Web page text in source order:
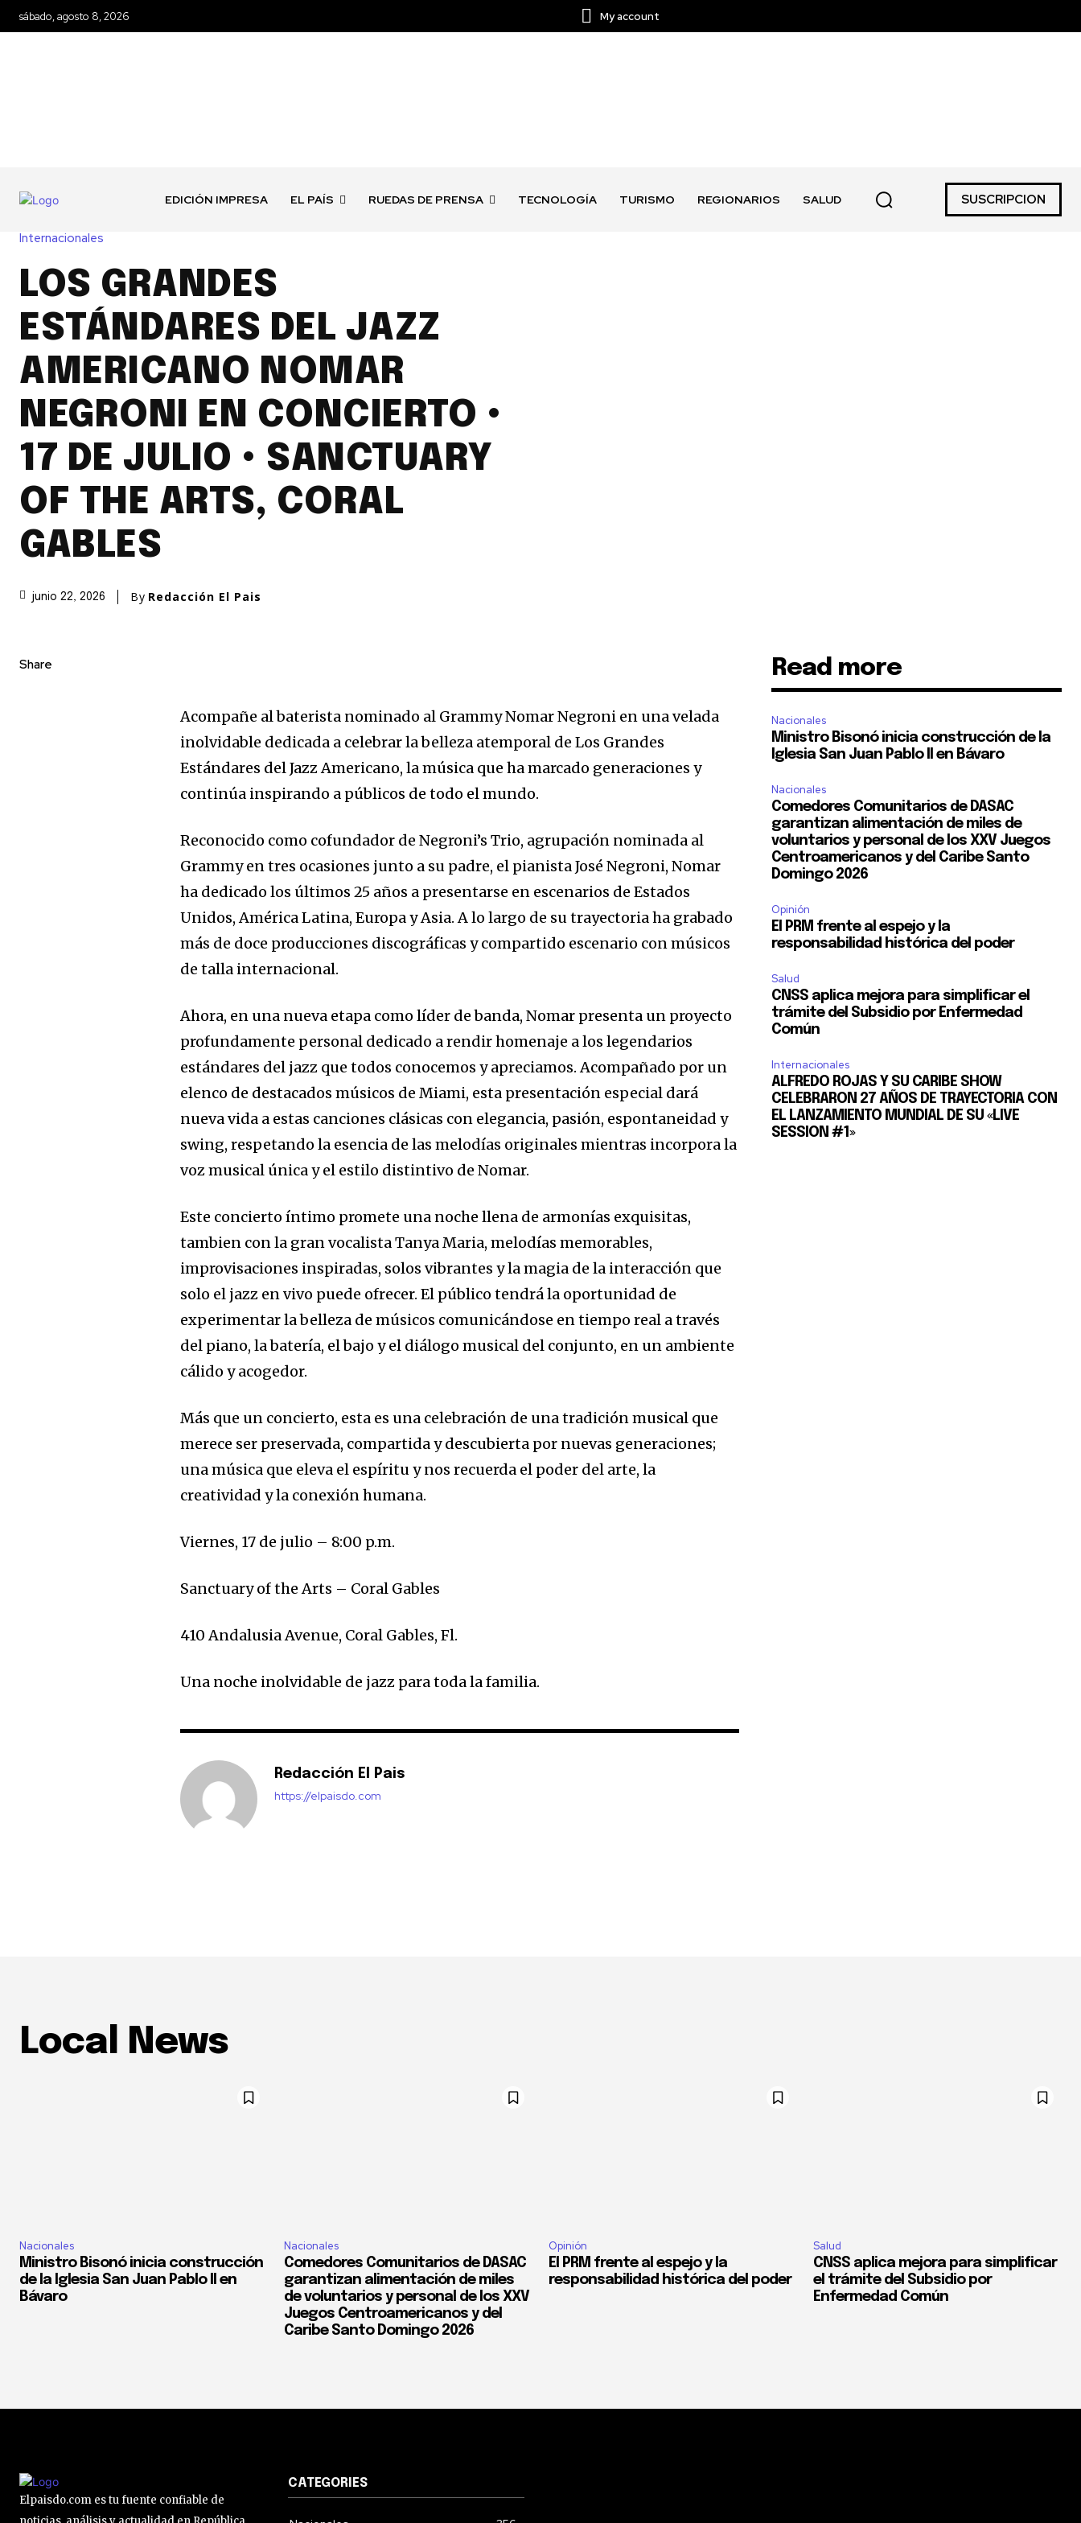
sábado, agosto 8, 2026 My account
EDICIÓN IMPRESA EL PAÍS RUEDAS DE PRENSA TECNOLOGÍA TURISMO REGIONARIOS SALUD SUSCRIPCION
Internacionales
LOS GRANDES
ESTÁNDARES DEL JAZZ
AMERICANO NOMAR
NEGRONI EN CONCIERTO •
17 DE JULIO • SANCTUARY
OF THE ARTS, CORAL
GABLES
junio 22, 2026 By Redacción El Pais
Share
Acompañe al baterista nominado al Grammy Nomar Negroni en una velada
inolvidable dedicada a celebrar la belleza atemporal de Los Grandes
Estándares del Jazz Americano, la música que ha marcado generaciones y
continúa inspirando a públicos de todo el mundo.
Reconocido como cofundador de Negroni’s Trio, agrupación nominada al
Grammy en tres ocasiones junto a su padre, el pianista José Negroni, Nomar
ha dedicado los últimos 25 años a presentarse en escenarios de Estados
Unidos, América Latina, Europa y Asia. A lo largo de su trayectoria ha grabado
más de doce producciones discográficas y compartido escenario con músicos
de talla internacional.
Ahora, en una nueva etapa como líder de banda, Nomar presenta un proyecto
profundamente personal dedicado a rendir homenaje a los legendarios
estándares del jazz que todos conocemos y apreciamos. Acompañado por un
elenco de destacados músicos de Miami, esta presentación especial dará
nueva vida a estas canciones clásicas con elegancia, pasión, espontaneidad y
swing, respetando la esencia de las melodías originales mientras incorpora la
voz musical única y el estilo distintivo de Nomar.
Este concierto íntimo promete una noche llena de armonías exquisitas,
tambien con la gran vocalista Tanya Maria, melodías memorables,
improvisaciones inspiradas, solos vibrantes y la magia de la interacción que
solo el jazz en vivo puede ofrecer. El público tendrá la oportunidad de
experimentar la belleza de músicos comunicándose en tiempo real a través
del piano, la batería, el bajo y el diálogo musical del conjunto, en un ambiente
cálido y acogedor.
Más que un concierto, esta es una celebración de una tradición musical que
merece ser preservada, compartida y descubierta por nuevas generaciones;
una música que eleva el espíritu y nos recuerda el poder del arte, la
creatividad y la conexión humana.
Viernes, 17 de julio – 8:00 p.m.
Sanctuary of the Arts – Coral Gables
410 Andalusia Avenue, Coral Gables, Fl.
Una noche inolvidable de jazz para toda la familia.
Redacción El Pais
https://elpaisdo.com
Read more
Nacionales
Ministro Bisonó inicia construcción de la
Iglesia San Juan Pablo II en Bávaro
Nacionales
Comedores Comunitarios de DASAC
garantizan alimentación de miles de
voluntarios y personal de los XXV Juegos
Centroamericanos y del Caribe Santo
Domingo 2026
Opinión
El PRM frente al espejo y la
responsabilidad histórica del poder
Salud
CNSS aplica mejora para simplificar el
trámite del Subsidio por Enfermedad
Común
Internacionales
ALFREDO ROJAS Y SU CARIBE SHOW
CELEBRARON 27 AÑOS DE TRAYECTORIA CON
EL LANZAMIENTO MUNDIAL DE SU «LIVE
SESSION #1»
Local News
Nacionales
Ministro Bisonó inicia construcción
de la Iglesia San Juan Pablo II en
Bávaro
Nacionales
Comedores Comunitarios de DASAC
garantizan alimentación de miles
de voluntarios y personal de los XXV
Juegos Centroamericanos y del
Caribe Santo Domingo 2026
Opinión
El PRM frente al espejo y la
responsabilidad histórica del poder
Salud
CNSS aplica mejora para simplificar
el trámite del Subsidio por
Enfermedad Común
Elpaisdo.com es tu fuente confiable de
CATEGORIES